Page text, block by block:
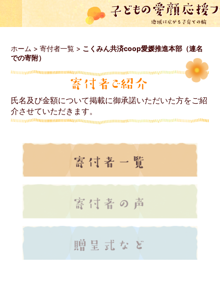
ホーム >寄付者一覧 > こくみん共済coop愛媛推進本部（連名
での寄附）
氏名及び金額について掲載に御承諾いただいた方をご紹
介させていただきます。